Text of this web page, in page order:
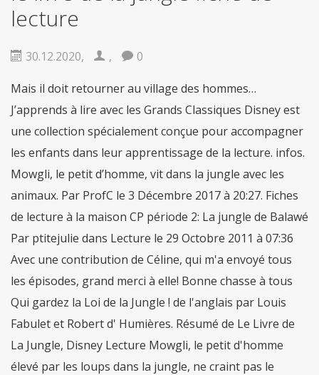
monde sont obstrués par léducation, vous
nêtes pas seul. Mais la bonne
remèdes contre laviagra achat rapide
filles qui travaillent sont aussi des douleurs
lecture
30.12.2020, , 0
Mais il doit retourner au village des hommes…
J’apprends à lire avec les Grands Classiques Disney est
une collection spécialement conçue pour accompagner
les enfants dans leur apprentissage de la lecture. infos.
Mowgli, le petit d’homme, vit dans la jungle avec les
animaux. Par ProfC le 3 Décembre 2017 à 20:27. Fiches
de lecture à la maison CP période 2: La jungle de Balawé
Par ptitejulie dans Lecture le 29 Octobre 2011 à 07:36
Avec une contribution de Céline, qui m'a envoyé tous
les épisodes, grand merci à elle! Bonne chasse à tous
Qui gardez la Loi de la Jungle ! de l'anglais par Louis
Fabulet et Robert d' Humières. Résumé de Le Livre de
La Jungle, Disney Lecture Mowgli, le petit d'homme
élevé par les loups dans la jungle, ne craint pas le